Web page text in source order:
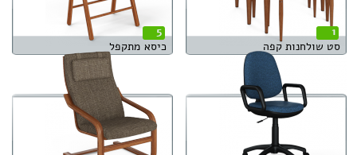
1
סט שולחנות קפה
5
כיסא מתקפל